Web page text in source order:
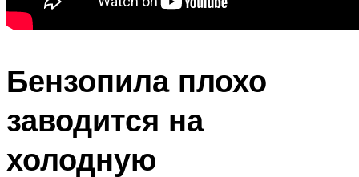
Бензопила плохо
заводится на
холодную